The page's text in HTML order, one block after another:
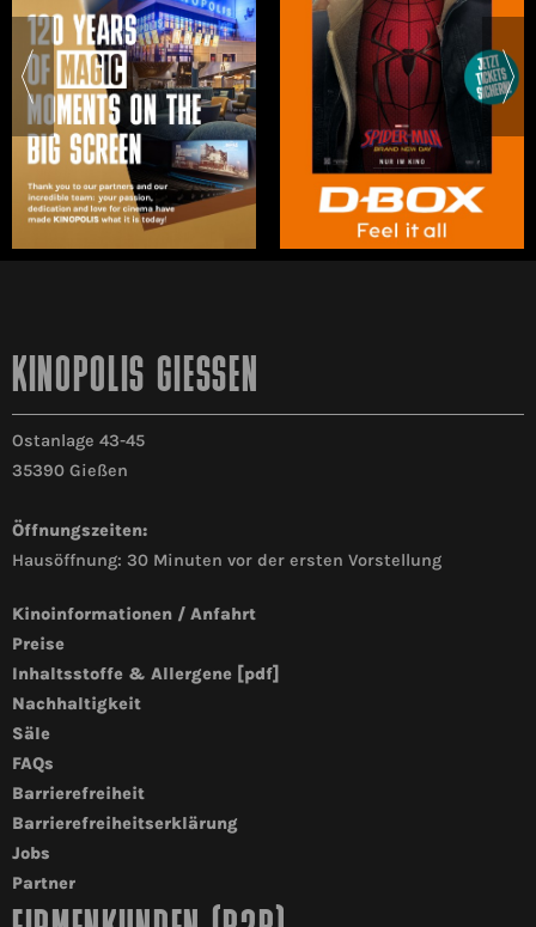
KINOPOLIS GIESSEN
Ostanlage 43-45
35390 Gießen
Öffnungszeiten:
Hausöffnung: 30 Minuten vor der ersten Vorstellung
Kinoinformationen / Anfahrt
Preise
Inhaltsstoffe & Allergene [pdf]
Nachhaltigkeit
Säle
FAQs
Barrierefreiheit
Barrierefreiheitserklärung
Jobs
Partner